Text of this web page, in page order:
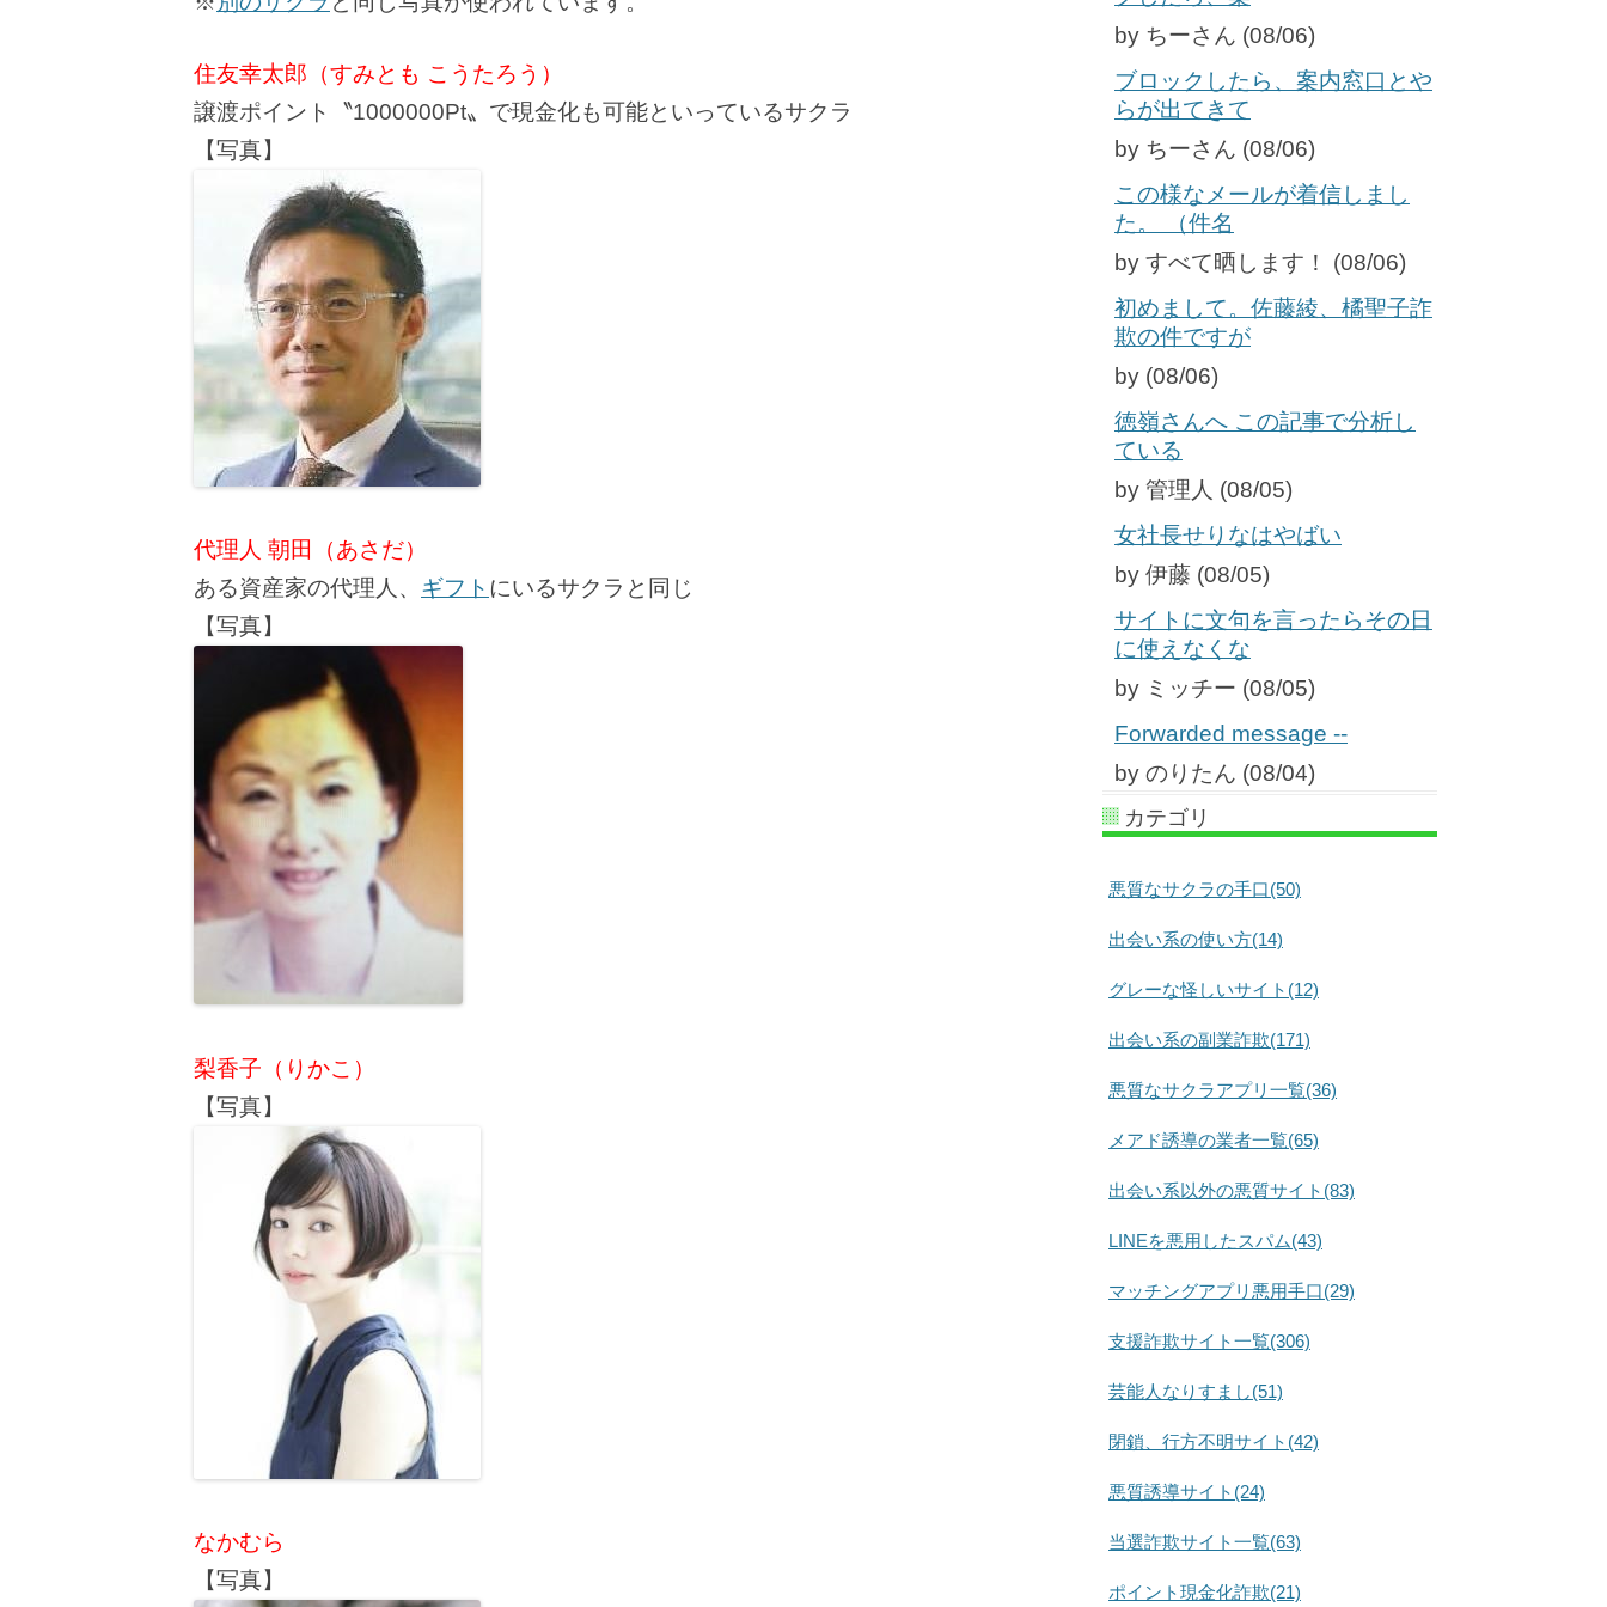
住友幸太郎（すみとも こうたろう）
譲渡ポイント〝1000000Pt〟で現金化も可能といっているサクラ
【写真】
代理人 朝田（あさだ）
ある資産家の代理人、 ギフト にいるサクラと同じ
【写真】
梨香子（りかこ）
【写真】
なかむら
【写真】
by ちーさん (08/06)
ブロックしたら、案内窓口とや
らが出てきて
by ちーさん (08/06)
この様なメールが着信しまし
た。 （件名
by すべて晒します！ (08/06)
初めまして。佐藤綾、橘聖子詐
欺の件ですが
by (08/06)
徳嶺さんへ この記事で分析し
ている
by 管理人 (08/05)
女社長せりなはやばい
by 伊藤 (08/05)
サイトに文句を言ったらその日
に使えなくな
by ミッチー (08/05)
Forwarded message --
by のりたん (08/04)
カテゴリ
悪質なサクラの手口(50)
出会い系の使い方(14)
グレーな怪しいサイト(12)
出会い系の副業詐欺(171)
悪質なサクラアプリ一覧(36)
メアド誘導の業者一覧(65)
出会い系以外の悪質サイト(83)
LINEを悪用したスパム(43)
マッチングアプリ悪用手口(29)
支援詐欺サイト一覧(306)
芸能人なりすまし(51)
閉鎖、行方不明サイト(42)
悪質誘導サイト(24)
当選詐欺サイト一覧(63)
ポイント現金化詐欺(21)